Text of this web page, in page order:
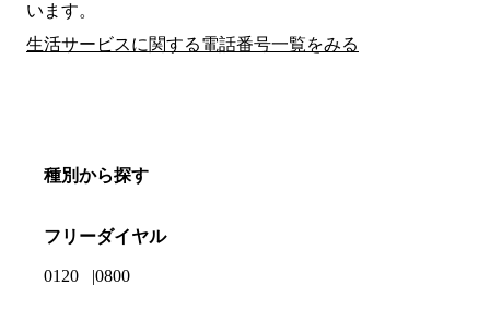
います。
生活サービスに関する電話番号一覧をみる
種別から探す
フリーダイヤル
0120 0800